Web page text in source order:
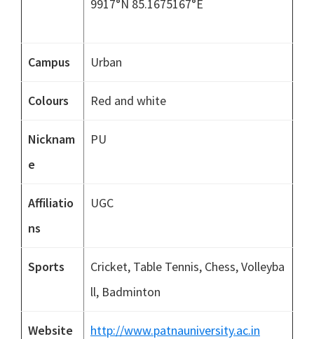
9917°N 85.1675167°E
Campus Urban
Colours Red and white
Nicknam
e
PU
Affiliatio
ns
UGC
Sports
Cricket, Table Tennis, Chess, Volleyba
ll, Badminton
Website http://www.patnauniversity.ac.in